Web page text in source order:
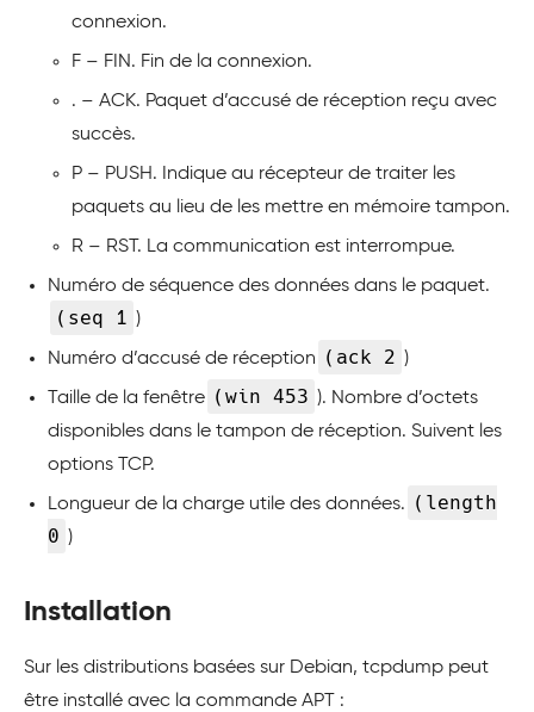
connexion.
F – FIN. Fin de la connexion.
. – ACK. Paquet d’accusé de réception reçu avec
succès.
P – PUSH. Indique au récepteur de traiter les
paquets au lieu de les mettre en mémoire tampon.
R – RST. La communication est interrompue.
Numéro de séquence des données dans le paquet.
(seq 1 )
Numéro d’accusé de réception (ack 2 )
Taille de la fenêtre (win 453 ). Nombre d’octets
disponibles dans le tampon de réception. Suivent les
options TCP.
Longueur de la charge utile des données.
(length
0 )
Installation
Sur les distributions basées sur Debian, tcpdump peut
être installé avec la commande APT :